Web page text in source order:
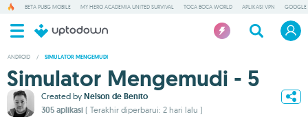
BETA PUBG MOBILE MY HERO ACADEMIA UNITED SURVIVAL TOCA BOCA WORLD APLIKASI VPN GOOGLE
ANDROID / SIMULATOR MENGEMUDI
Simulator Mengemudi - 5
Created by Nelson de Benito
305 aplikasi ( Terakhir diperbarui: 2 hari lalu )